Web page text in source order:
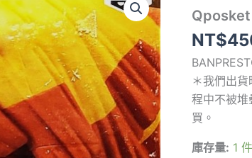
Qposket
NT$
＊我們出
程中不被
買。
庫存量: 1